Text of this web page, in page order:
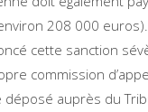
208 000 euros).
cette sanction
commission
auprès du